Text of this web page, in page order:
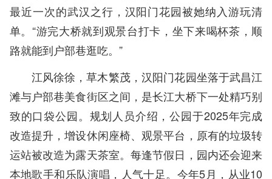
最近一次的武汉之行，汉阳门花园被她纳入游玩清
单。“游完大桥就到观景台打卡，坐下来喝杯茶，顺
路就能到户部巷逛吃。”
江风徐徐，草木繁茂，汉阳门花园坐落于武昌江
滩与户部巷美食街区之间，是长江大桥下一处精巧别
致的口袋公园。规划人员介绍，公园于2025年完成
改造提升，增设休闲座椅、观景平台，原有的垃圾转
运站被改造为露天茶室。每逢节假日，园内还会迎来
本地歌手和乐队演唱，人气十足。今年5月，从业10